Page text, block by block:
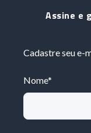
Assine e
Cadastre seu e-
Nome*